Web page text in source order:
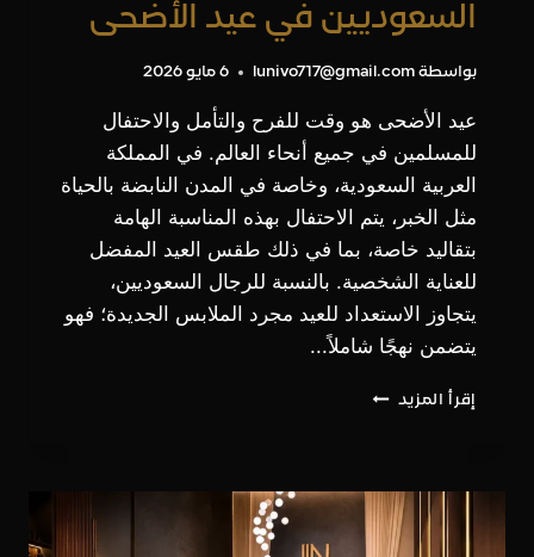
السعوديين في عيد الأضحى
بواسطة lunivo717@gmail.com 6 مايو 2026
عيد الأضحى هو وقت للفرح والتأمل والاحتفال
للمسلمين في جميع أنحاء العالم. في المملكة
العربية السعودية، وخاصة في المدن النابضة بالحياة
مثل الخبر، يتم الاحتفال بهذه المناسبة الهامة
بتقاليد خاصة، بما في ذلك طقس العيد المفضل
للعناية الشخصية. بالنسبة للرجال السعوديين،
يتجاوز الاستعداد للعيد مجرد الملابس الجديدة؛ فهو
يتضمن نهجًا شاملاً...
إقرأ المزيد طقوس
السعوديين
في
عيد